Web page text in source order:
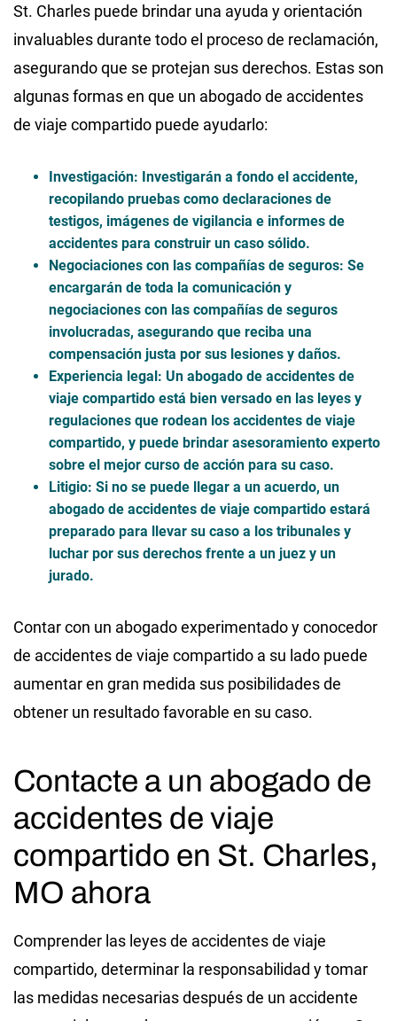
St. Charles puede brindar una ayuda y orientación
invaluables durante todo el proceso de reclamación,
asegurando que se protejan sus derechos. Estas son
algunas formas en que un abogado de accidentes
de viaje compartido puede ayudarlo:
Investigación: Investigarán a fondo el accidente,
recopilando pruebas como declaraciones de
testigos, imágenes de vigilancia e informes de
accidentes para construir un caso sólido.
Negociaciones con las compañías de seguros: Se
encargarán de toda la comunicación y
negociaciones con las compañías de seguros
involucradas, asegurando que reciba una
compensación justa por sus lesiones y daños.
Experiencia legal: Un abogado de accidentes de
viaje compartido está bien versado en las leyes y
regulaciones que rodean los accidentes de viaje
compartido, y puede brindar asesoramiento experto
sobre el mejor curso de acción para su caso.
Litigio: Si no se puede llegar a un acuerdo, un
abogado de accidentes de viaje compartido estará
preparado para llevar su caso a los tribunales y
luchar por sus derechos frente a un juez y un
jurado.
Contar con un abogado experimentado y conocedor
de accidentes de viaje compartido a su lado puede
aumentar en gran medida sus posibilidades de
obtener un resultado favorable en su caso.
Contacte a un abogado de
accidentes de viaje
compartido en St. Charles,
MO ahora
Comprender las leyes de accidentes de viaje
compartido, determinar la responsabilidad y tomar
las medidas necesarias después de un accidente